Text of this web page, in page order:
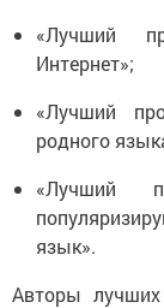
«Лучший
Интернет»;
«Лучший
родного
«Лучший
язык».
Авторы